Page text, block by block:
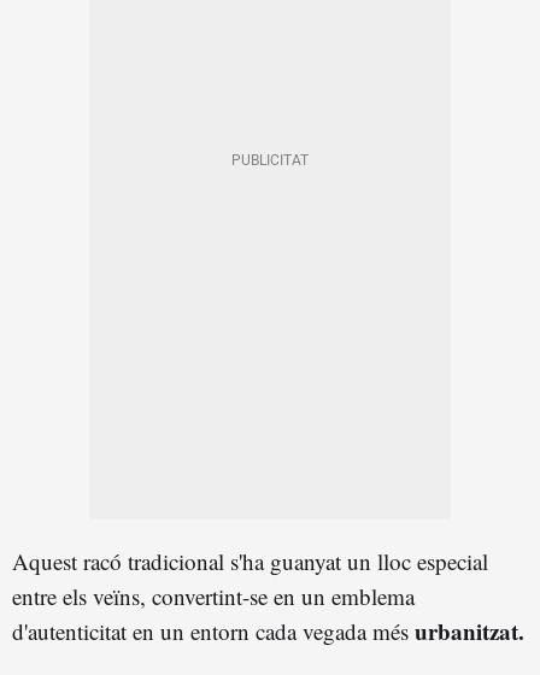
Aquest racó tradicional s'ha guanyat un lloc especial
entre els veïns, convertint-se en un emblema
d'autenticitat en un entorn cada vegada més urbanitzat.